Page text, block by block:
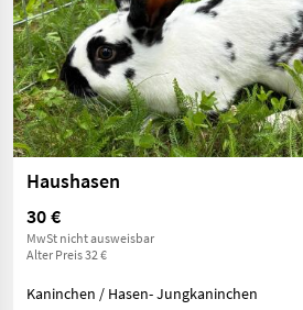
Haushasen
30 €
MwSt nicht ausweisbar
Alter Preis 32 €
Kaninchen / Hasen- Jungkaninchen